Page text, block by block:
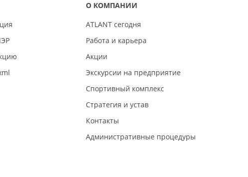
О КОМПАНИИ
ATLANT сегодня
Работа и карьера
Акции
Экскурсии на предприятие
Спортивный комплекс
Стратегия и устав
Контакты
Административные процедуры